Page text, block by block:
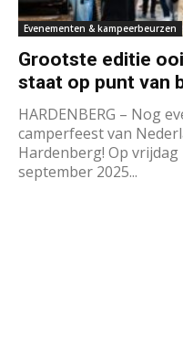
Evenementen & kampeerbeurzen
Grootste editie
staat op punt van
HARDENBERG – Nog
camperfeest van
Hardenberg! Op vrijdag
september 2025...